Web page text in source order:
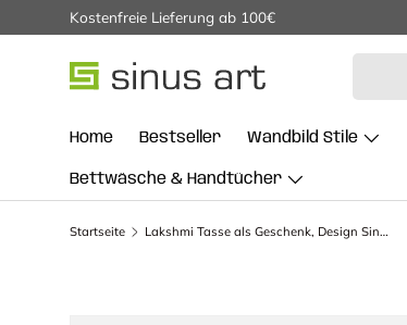
Direkt zum Inhalt
Kostenfreie Lieferung ab 100€
Home Bestseller Wandbild Stile
Bettwäsche & Handtücher
Startseite Lakshmi Tasse als Geschenk, Design Sinus Art